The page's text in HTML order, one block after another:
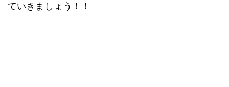
ていきましょう！！